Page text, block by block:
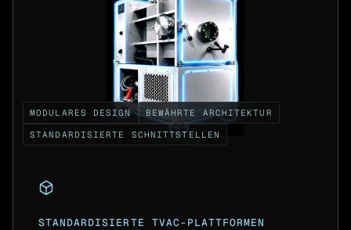
MODULARES DESIGN
BEWÄHRTE ARCHITEKTUR
STANDARDISIERTE SCHNITTSTELLEN
STANDARDISIERTE TVAC-PLATTFORMEN